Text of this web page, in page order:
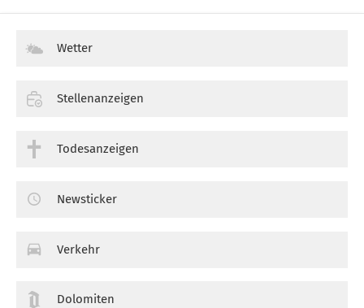
Wetter
Stellenanzeigen
Todesanzeigen
Newsticker
Verkehr
Dolomiten